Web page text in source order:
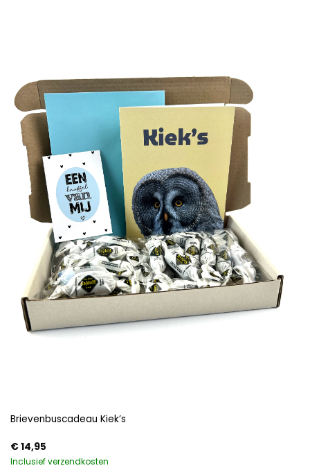
Brievenbuscadeau Kiek’s
€14,95
Inclusief verzendkosten